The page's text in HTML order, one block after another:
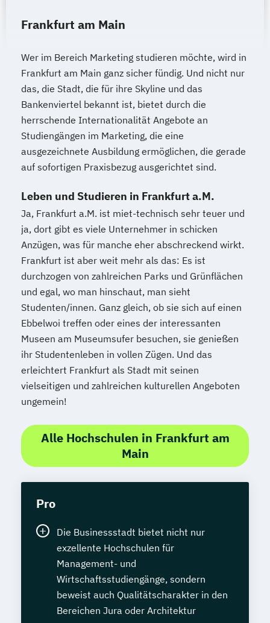
Frankfurt am Main
Wer im Bereich Marketing studieren möchte, wird in
Frankfurt am Main ganz sicher fündig. Und nicht nur
das, die Stadt, die für ihre Skyline und das
Bankenviertel bekannt ist, bietet durch die
herrschende Internationalität Angebote an
Studiengängen im Marketing, die eine
ausgezeichnete Ausbildung ermöglichen, die gerade
auf sofortigen Praxisbezug ausgerichtet sind.
Leben und Studieren in Frankfurt a.M.
Ja, Frankfurt a.M. ist miet-technisch sehr teuer und
ja, dort gibt es viele Unternehmer in schicken
Anzügen, was für manche eher abschreckend wirkt.
Frankfurt ist aber weit mehr als das: Es ist
durchzogen von zahlreichen Parks und Grünflächen
und egal, wo man hinschaut, man sieht
Studenten/innen. Ganz gleich, ob sie sich auf einen
Ebbelwoi treffen oder eines der interessanten
Museen am Museumsufer besuchen, sie genießen
ihr Studentenleben in vollen Zügen. Und das
erleichtert Frankfurt als Stadt mit seinen
vielseitigen und zahlreichen kulturellen Angeboten
ungemein!
Alle Hochschulen in Frankfurt am
Main
Pro
Die Businessstadt bietet nicht nur
exzellente Hochschulen für
Management- und
Wirtschaftsstudiengänge, sondern
beweist auch Qualitätscharakter in den
Bereichen Jura oder Architektur